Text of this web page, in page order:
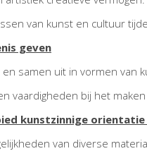
van kunst en cultuur
geven
samen uit in vormen van
vaardigheden bij het
kunstzinnige orientatie
van diverse